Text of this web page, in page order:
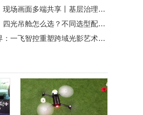
无人机边飞边识别，现场画面多端共享丨基层治理问题秒级响应
单光、双光、三光、四光吊舱怎么选？不同选型配置指南请查收
水天共舞，技术破界：一飞智控重塑跨域光影艺术新生态